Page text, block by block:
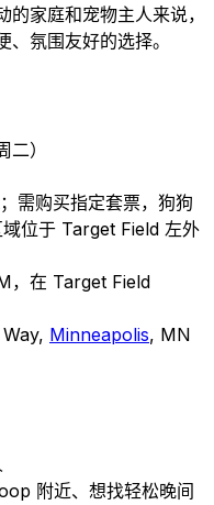
家庭和宠物主人来说，
氛围友好的选择。
）
需购买指定套票，狗狗
位于 Target Field 左外
，在 Target Field
Minneapolis, MN
附近、想找轻松晚间